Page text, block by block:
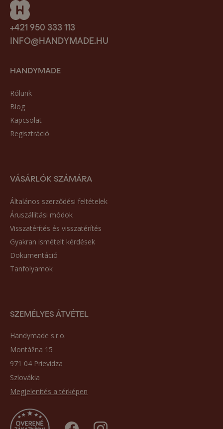
+421 950 333 113
INFO@HANDYMADE.HU
HANDYMADE
Rólunk
Blog
Kapcsolat
Regisztráció
VÁSÁRLÓK SZÁMÁRA
Általános szerződési feltételek
Áruszállítási módok
Visszatérítés és visszatérítés
Gyakran ismételt kérdések
Dokumentáció
Tanfolyamok
SZEMÉLYES ÁTVÉTEL
Handymade s.r.o.
Montážna 15
971 04 Prievidza
Szlovákia
Megjelenítés a térképen